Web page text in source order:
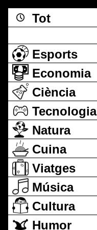
Tot
Esports
Economia
Ciència
Tecnologia
Natura
Cuina
Viatges
Música
Cultura
Humor